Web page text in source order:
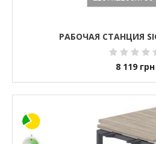
РАБОЧАЯ СТАНЦИЯ
8 119 грн